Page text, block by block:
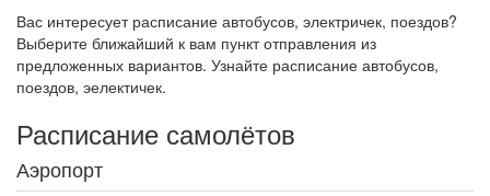
Вас интересует расписание автобусов, электричек, поездов?
Выберите ближайший к вам пункт отправления из
предложенных вариантов. Узнайте расписание автобусов,
поездов, эелектичек.
Расписание самолётов
Аэропорт